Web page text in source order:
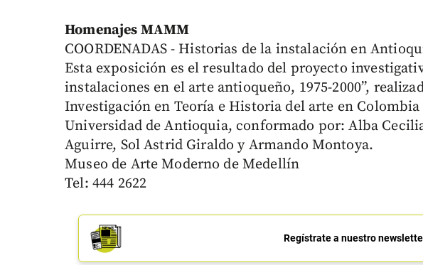
Homenajes MAMM
COORDENADAS - Historias de la instalación en
Esta exposición es el resultado del proyecto
instalaciones en el arte antioqueño, 1975-2000”,
Investigación en Teoría e Historia del arte en
Universidad de Antioquia, conformado por: Alba
Aguirre, Sol Astrid Giraldo y Armando Montoya.
Museo de Arte Moderno de Medellín
Tel: 444 2622
Regístrate a nuestro